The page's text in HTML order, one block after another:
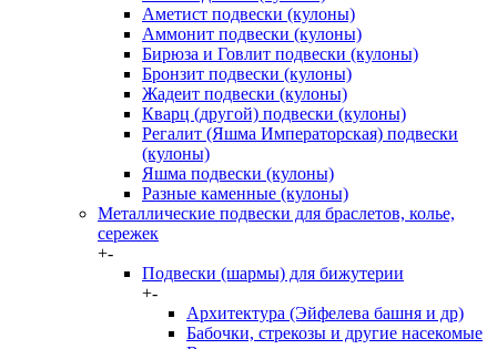
Аметист подвески (кулоны)
Аммонит подвески (кулоны)
Бирюза и Говлит подвески (кулоны)
Бронзит подвески (кулоны)
Жадеит подвески (кулоны)
Кварц (другой) подвески (кулоны)
Регалит (Яшма Императорская) подвески
(кулоны)
Яшма подвески (кулоны)
Разные каменные (кулоны)
Металлические подвески для браслетов, колье,
сережек
+-
Подвески (шармы) для бижутерии
+-
Архитектура (Эйфелева башня и др)
Бабочки, стрекозы и другие насекомые